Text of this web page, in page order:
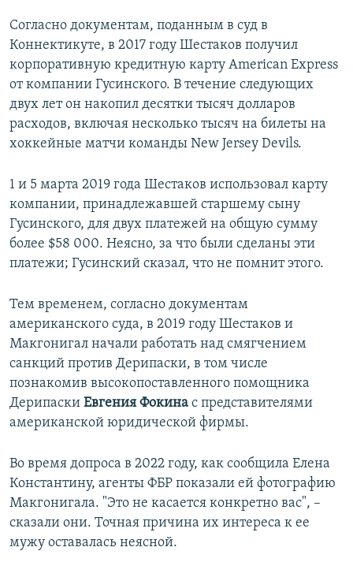
Согласно документам, поданным в суд в
Коннектикуте, в 2017 году Шестаков получил
корпоративную кредитную карту American Express
от компании Гусинского. В течение следующих
двух лет он накопил десятки тысяч долларов
расходов, включая несколько тысяч на билеты на
хоккейные матчи команды New Jersey Devils.
1 и 5 марта 2019 года Шестаков использовал карту
компании, принадлежавшей старшему сыну
Гусинского, для двух платежей на общую сумму
более $58 000. Неясно, за что были сделаны эти
платежи; Гусинский сказал, что не помнит этого.
Тем временем, согласно документам
американского суда, в 2019 году Шестаков и
Макгонигал начали работать над смягчением
санкций против Дерипаски, в том числе
познакомив высокопоставленного помощника
Дерипаски Евгения Фокина с представителями
американской юридической фирмы.
Во время допроса в 2022 году, как сообщила Елена
Константину, агенты ФБР показали ей фотографию
Макгонигала. "Это не касается конкретно вас", –
сказали они. Точная причина их интереса к ее
мужу оставалась неясной.